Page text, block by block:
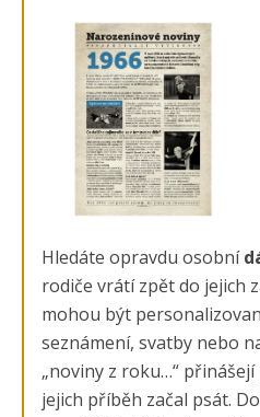
Hledáte opravdu osobní
rodiče vrátí zpět do jejich
mohou být
seznámení, svatby nebo
„noviny z roku…“
jejich příběh začal psát.